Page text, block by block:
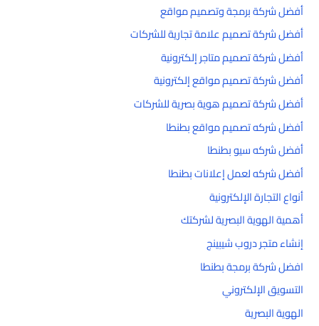
أفضل شركة برمجة وتصميم مواقع
أفضل شركة تصميم علامة تجارية للشركات
أفضل شركة تصميم متاجر إلكترونية
أفضل شركة تصميم مواقع إلكترونية
أفضل شركة تصميم هوية بصرية للشركات
أفضل شركه تصميم مواقع بطنطا
أفضل شركه سيو بطنطا
أفضل شركه لعمل إعلانات بطنطا
أنواع التجارة الإلكترونية
أهمية الهوية البصرية لشركتك
إنشاء متجر دروب شيبينج
افضل شركة برمجة بطنطا
التسويق الإلكتروني
الهوية البصرية